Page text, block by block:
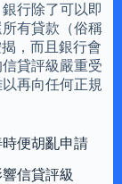
行除了可以即
有貸款（俗稱
，而且銀行會
貸評級嚴重受
再向任何正規
便胡亂申請
信貸評級